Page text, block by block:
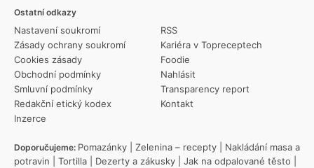
Ostatní odkazy
Nastavení soukromí
Zásady ochrany soukromí
Cookies zásady
Obchodní podmínky
Smluvní podmínky
Redakční etický kodex
Inzerce
RSS
Kariéra v Topreceptech
Foodie
Nahlásit
Transparency report
Kontakt
Doporučujeme: Pomazánky Zelenina – recepty
Nakládání masa a
potravin
Tortilla Dezerty a zákusky Jak na odpalované těsto